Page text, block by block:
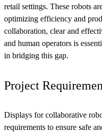
retail settings. These robots
optimizing efficiency and
collaboration, clear and
and human operators is
in bridging this gap.
Project
Displays for collaborative
requirements to ensure safe